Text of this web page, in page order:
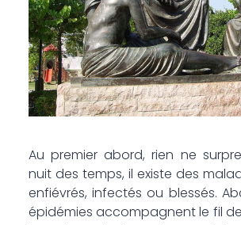
Au premier abord, rien ne
nuit des temps, il existe des
enfiévrés, infectés ou blessés.
épidémies accompagnent le fil